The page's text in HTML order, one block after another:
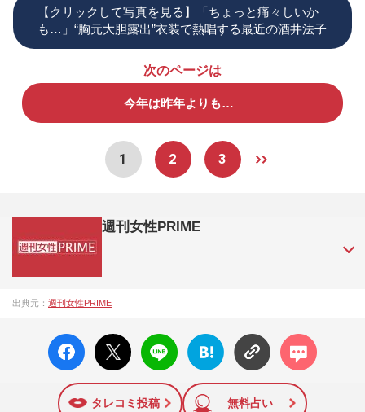
【クリックして写真を見る】「ちょっと痛々しいか
も…」“胸元大胆露出”衣装で熱唱する最近の酒井法子
次のページは
今年は昨年よりも…
1 2 3
週刊女性PRIME
成27年）1月に開設された主婦と生活社が運営する日本のニュ
陣の執筆記事を配信するほか、女性週刊誌『週刊女性』の誌
面に掲載された記事から、インターネット利用者層にとって
特に関心の高い題材の記事を、WEB向けにリライトして配信
しています！
出典元： 週刊女性PRIME
facebo
ok い
X ポス
ト
LINE
はてな
ブック
に追加
コメン
ト
タレコミ投稿 無料占い